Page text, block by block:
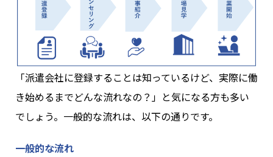
「派遣会社に登録することは知っているけど、実際に働
き始めるまでどんな流れなの？」と気になる方も多い
でしょう。一般的な流れは、以下の通りです。
一般的な流れ